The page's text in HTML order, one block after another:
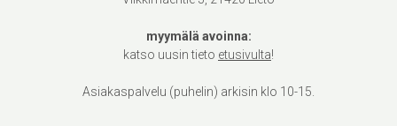
myymälä avoinna:
katso uusin tieto etusivulta!
Asiakaspalvelu (puhelin) arkisin klo 10-15.